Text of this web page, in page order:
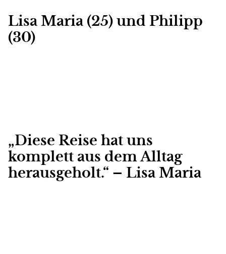
Lisa Maria (25) und Philipp
(30)
„Diese Reise hat uns
komplett aus dem Alltag
herausgeholt.“ – Lisa Maria